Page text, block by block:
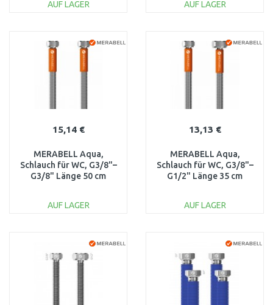
AUF LAGER
Vergleichen
M0012
AUF LAGER
Vergleichen
15,14 €
MERABELL Aqua,
Schlauch für WC, G3/8"–
G3/8" Länge 50 cm
AUF LAGER
Vergleichen
13,13 €
MERABELL Aqua,
Schlauch für WC, G3/8"–
G1/2" Länge 35 cm
AUF LAGER
Vergleichen